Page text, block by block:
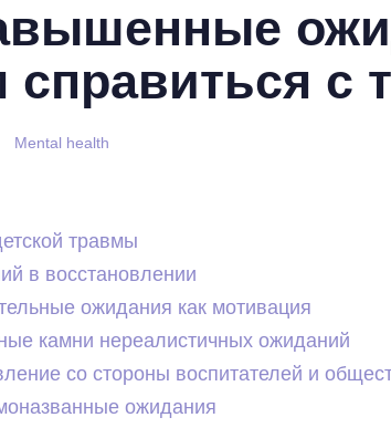
справиться с
Mental health
травмы
в восстановлении
ожидания как мотивация
камни нереалистичных ожиданий
со стороны воспитателей и
ожидания